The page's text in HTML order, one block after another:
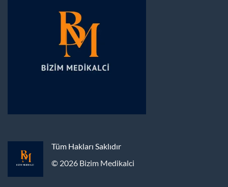
Tüm Hakları Saklıdır
© 2026 Bizim Medikalci